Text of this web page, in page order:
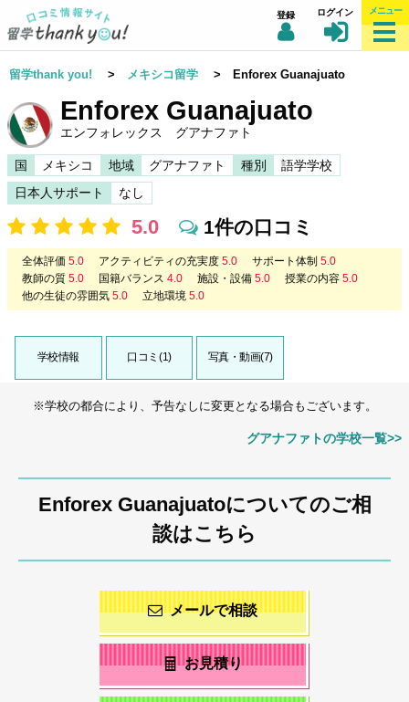
登録 ログイン メニュー
留学thank you! > メキシコ留学 > Enforex Guanajuato
Enforex Guanajuato
エンフォレックス グアナファト
国 メキシコ 地域 グアナファト 種別
語学学校
日本人サポート
なし
5.0 1件の口コミ
全体評価 5.0 アクティビティの充実度 5.0 サポート体制 5.0
教師の質 5.0 国籍バランス 4.0 施設・設備 5.0 授業の内容 5.0
他の生徒の雰囲気 5.0 立地環境 5.0
学校情報 口コミ(1) 写真・動画(7)
※学校の都合により、予告なしに変更となる場合もございます。
グアナファトの学校一覧>>
Enforex Guanajuatoについてのご相
談はこちら
メールで相談
お見積り